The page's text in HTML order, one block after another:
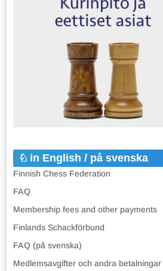
in English / på svenska
Finnish Chess Federation
FAQ
Membership fees and other payments
Finlands Schackförbund
FAQ (på svenska)
Medlemsavgifter och andra betalningar